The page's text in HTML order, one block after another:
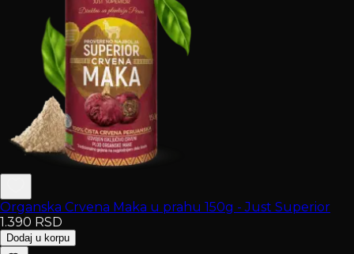
Organska Crvena Maka u prahu 150g - Just Superior
1.390 RSD
Dodaj u korpu